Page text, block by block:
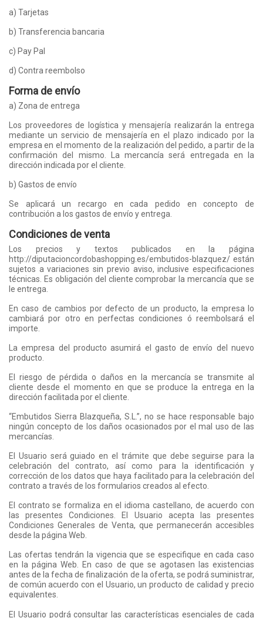
a) Tarjetas
b) Transferencia bancaria
c) Pay Pal
d) Contra reembolso
Forma de envío
a) Zona de entrega
Los proveedores de logística y mensajería realizarán la entrega
mediante un servicio de mensajería en el plazo indicado por la
empresa en el momento de la realización del pedido, a partir de la
confirmación del mismo. La mercancía será entregada en la
dirección indicada por el cliente.
b) Gastos de envío
Se aplicará un recargo en cada pedido en concepto de
contribución a los gastos de envío y entrega.
Condiciones de venta
Los precios y textos publicados en la página
http://diputacioncordobashopping.es/embutidos-blazquez/ están
sujetos a variaciones sin previo aviso, inclusive especificaciones
técnicas. Es obligación del cliente comprobar la mercancía que se
le entrega.
En caso de cambios por defecto de un producto, la empresa lo
cambiará por otro en perfectas condiciones ó reembolsará el
importe.
La empresa del producto asumirá el gasto de envío del nuevo
producto.
El riesgo de pérdida o daños en la mercancía se transmite al
cliente desde el momento en que se produce la entrega en la
dirección facilitada por el cliente.
“Embutidos Sierra Blazqueña, S.L.”, no se hace responsable bajo
ningún concepto de los daños ocasionados por el mal uso de las
mercancías.
El Usuario será guiado en el trámite que debe seguirse para la
celebración del contrato, así como para la identificación y
corrección de los datos que haya facilitado para la celebración del
contrato a través de los formularios creados al efecto.
El contrato se formaliza en el idioma castellano, de acuerdo con
las presentes Condiciones. El Usuario acepta las presentes
Condiciones Generales de Venta, que permanecerán accesibles
desde la página Web.
Las ofertas tendrán la vigencia que se especifique en cada caso
en la página Web. En caso de que se agotasen las existencias
antes de la fecha de finalización de la oferta, se podrá suministrar,
de común acuerdo con el Usuario, un producto de calidad y precio
equivalentes.
El Usuario podrá consultar las características esenciales de cada